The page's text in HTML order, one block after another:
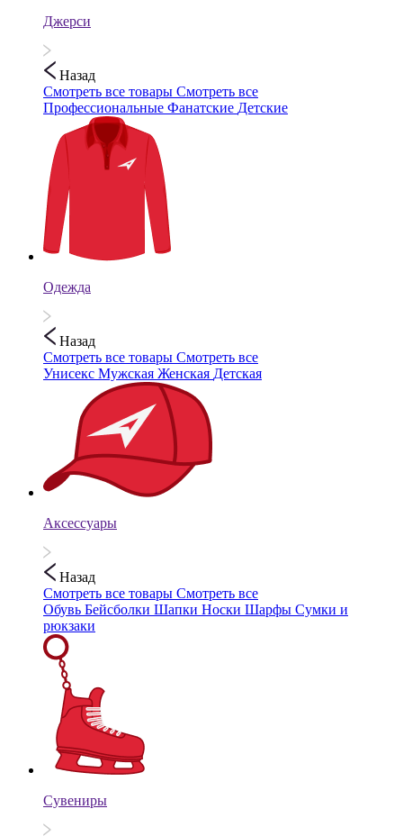
Джерси
Назад
Смотреть все товары Смотреть все
Профессиональные Фанатские Детские
Одежда
Назад
Смотреть все товары Смотреть все
Унисекс Мужская Женская Детская
Аксессуары
Назад
Смотреть все товары Смотреть все
Обувь Бейсболки Шапки Носки Шарфы Сумки и
рюкзаки
Сувениры